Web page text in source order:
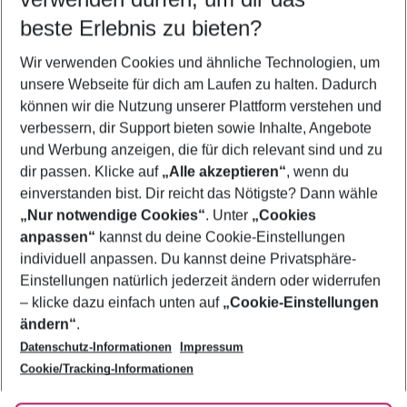
5-8 Nächte
2 Erwachsene Keine Kinder
Mehr Filter anzeigen
Footer
Footer navigation
Über uns
AGB
Bestpreisgarantie
Cookie-Einstellungen ändern
Cookie-Richtlinie
Agenturbetreuung
Barrierefreies Reisen
Folge uns
beste Erlebnis zu bieten?
Wir verwenden Cookies und ähnliche Technologien, um
unsere Webseite für dich am Laufen zu halten. Dadurch
können wir die Nutzung unserer Plattform verstehen und
verbessern, dir Support bieten sowie Inhalte, Angebote
und Werbung anzeigen, die für dich relevant sind und zu
dir passen. Klicke auf „Alle akzeptieren“, wenn du
einverstanden bist. Dir reicht das Nötigste? Dann wähle
„Nur notwendige Cookies“. Unter „Cookies
anpassen“ kannst du deine Cookie-Einstellungen
individuell anpassen. Du kannst deine Privatsphäre-
Einstellungen natürlich jederzeit ändern oder widerrufen
– klicke dazu einfach unten auf „Cookie-Einstellungen
ändern“.
Datenschutz-Informationen
Impressum
Cookie/Tracking-Informationen